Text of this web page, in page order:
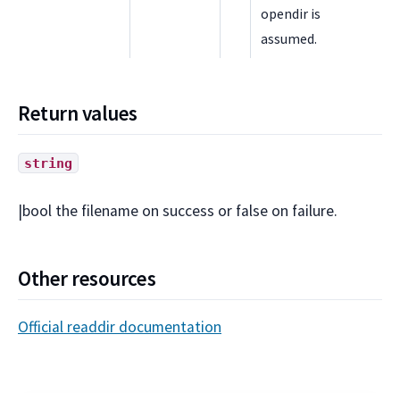
opendir is
assumed.
Return values
string
|bool the filename on success or false on failure.
Other resources
Official readdir documentation